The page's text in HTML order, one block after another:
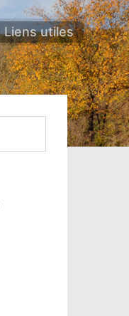
Liens utiles